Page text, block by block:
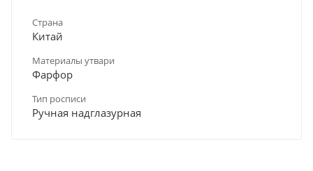
Страна
Китай
Материалы утвари
Фарфор
Тип росписи
Ручная надглазурная